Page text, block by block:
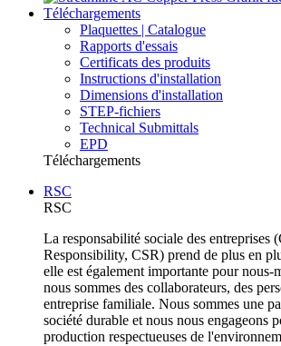
Téléchargements
Plaquettes | Catalogue
Rapports d'essais
Certificats des produits
Instructions d'installation
Dimensions d'installation
STEP-fichiers
Technical Submittals
EPD
Téléchargements
RSC
RSC
La responsabilité sociale des entreprises
Responsibility, CSR) prend de plus en
elle est également importante pour nous-
nous sommes des collaborateurs, des
entreprise familiale. Nous sommes une
société durable et nous nous engageons
production respectueuses de